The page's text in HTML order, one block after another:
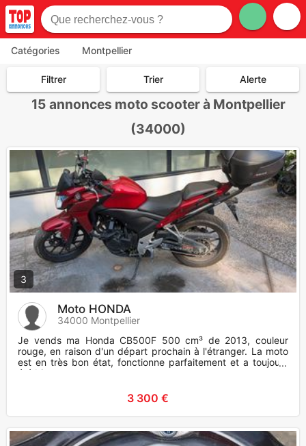
Catégories Montpellier
Filtrer Trier Alerte
15 annonces moto scooter à Montpellier
(34000)
3
Moto HONDA
34000 Montpellier
Je vends ma Honda CB500F 500 cm³ de 2013, couleur
rouge, en raison d'un départ prochain à l'étranger. La moto
est en très bon état, fonctionne parfaitement et a toujours
été bien
3 300 €